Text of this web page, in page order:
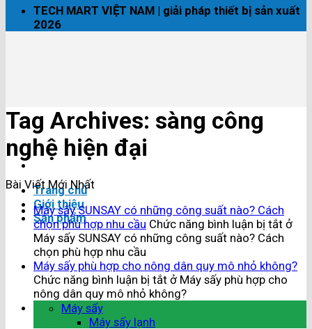
TECH MART VIỆT NAM | giải pháp thiết bị sản xuất
2026
Trang chủ
Giới thiệu
Sản phẩm
Máy sấy
Máy sấy lạnh
Tag Archives: sàng công
nghệ hiện đại
Bài Viết Mới Nhất
Máy sấy SUNSAY có những công suất nào? Cách
chọn phù hợp nhu cầu Chức năng bình luận bị tắt ở
Máy sấy SUNSAY có những công suất nào? Cách
chọn phù hợp nhu cầu
Máy sấy phù hợp cho nông dân quy mô nhỏ không?
Chức năng bình luận bị tắt ở Máy sấy phù hợp cho
nông dân quy mô nhỏ không?